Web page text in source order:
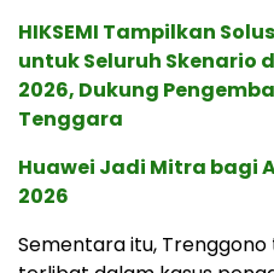
HIKSEMI Tampilkan
untuk Seluruh Skenario
2026, Dukung
Tenggara
Huawei Jadi Mitra bagi
2026
Sementara itu,